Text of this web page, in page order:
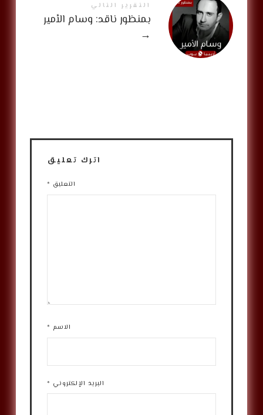
التقرير التالي
بمنظور ناقد: وسام الأمير
→
اترك تعليق
التعليق *
الاسم *
البريد الإلكتروني *